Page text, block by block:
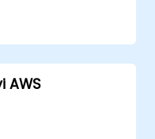
modelů
SageMaker.
služby AWS pro
konkrétních
AWS